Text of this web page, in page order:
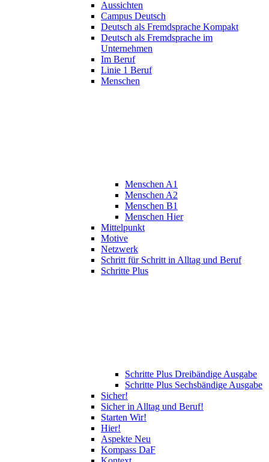
Aussichten
Campus Deutsch
Deutsch als Fremdsprache Kompakt
Deutsch als Fremdsprache im
Unternehmen
Im Beruf
Linie 1 Beruf
Menschen
Menschen A1
Menschen A2
Menschen B1
Menschen Hier
Mittelpunkt
Motive
Netzwerk
Schritt für Schritt in Alltag und Beruf
Schritte Plus
Schritte Plus Dreibändige Ausgabe
Schritte Plus Sechsbändige Ausgabe
Sicher!
Sicher in Alltag und Beruf!
Starten Wir!
Hier!
Aspekte Neu
Kompass DaF